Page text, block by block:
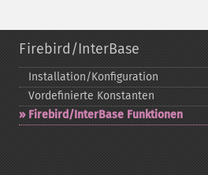
Firebird/InterBase
Installation/Konfiguration
Vordefinierte Konstanten
Firebird/InterBase Funktionen